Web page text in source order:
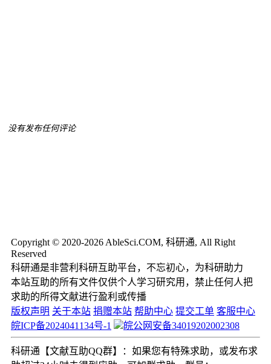
没有发布任何评论
Copyright © 2020-2026 AbleSci.COM, 科研通, All Right
Reserved
科研通是非营利科研互助平台，不忘初心，为科研助力
本站互助的所有文件仅供个人学习研究用，禁止任何人把
求助的所得文献进行盈利或传播
版权声明 关于本站 捐赠本站 帮助中心 提交工单 客服中心
皖ICP备2024041134号-1
皖公网安备34019202002308
科研通【文献互助QQ群】：如果您有特殊求助，或发布求